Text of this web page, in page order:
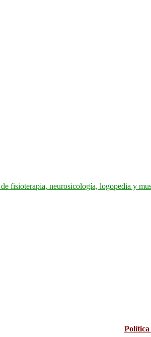
fisioterapia, neurosicología, logopedia y